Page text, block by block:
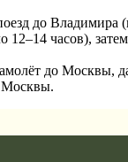
до Владимира
12–14 часов),
до Москвы,
Москвы.